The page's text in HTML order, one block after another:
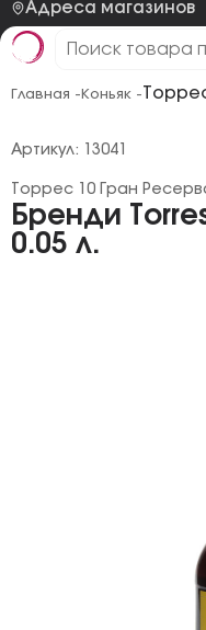
Адреса магазинов
Главная - Коньяк -
Бренди
0.05 л.
Торрес 10 Гран
Артикул: 13041